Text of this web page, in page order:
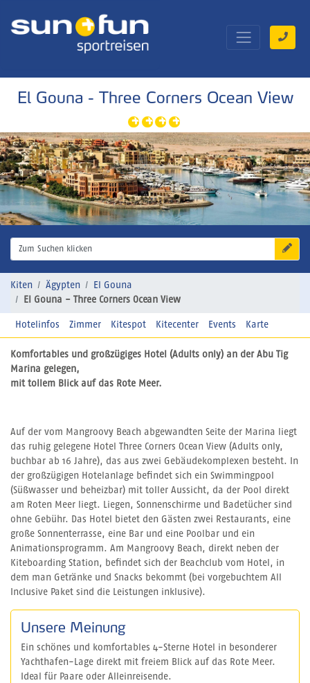
El Gouna - Three Corners Ocean View
Zum Suchen klicken
Kiten Ägypten
El Gouna
El Gouna - Three Corners Ocean View
Hotelinfos Zimmer Kitespot Kitecenter Events Karte
Komfortables und großzügiges Hotel (Adults only) an der Abu Tig
Marina gelegen,
mit tollem Blick auf das Rote Meer.
Auf der vom Mangroovy Beach abgewandten Seite der Marina liegt
das ruhig gelegene Hotel Three Corners Ocean View (Adults only,
buchbar ab 16 Jahre), das aus zwei Gebäudekomplexen besteht. In
der großzügigen Hotelanlage befindet sich ein Swimmingpool
(Süßwasser und beheizbar) mit toller Aussicht, da der Pool direkt
am Roten Meer liegt. Liegen, Sonnenschirme und Badetücher sind
ohne Gebühr. Das Hotel bietet den Gästen zwei Restaurants, eine
große Sonnenterrasse, eine Bar und eine Poolbar und ein
Animationsprogramm. Am Mangroovy Beach, direkt neben der
Kiteboarding Station, befindet sich der Beachclub vom Hotel, in
dem man Getränke und Snacks bekommt (bei vorgebuchtem All
Inclusive Paket sind die Leistungen inklusive).
Unsere Meinung
Ein schönes und komfortables 4-Sterne Hotel in besonderer
Yachthafen-Lage direkt mit freiem Blick auf das Rote Meer.
Ideal für Paare oder Alleinreisende.